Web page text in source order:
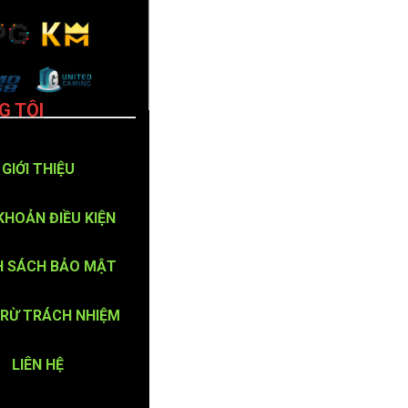
TÔI
GIỚI THIỆU
ĐIỀU KIỆN
SÁCH BẢO MẬT
TRÁCH NHIỆM
LIÊN HỆ